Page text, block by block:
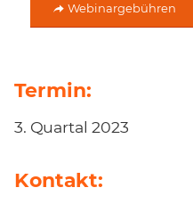
Webinargebühren
Termin:
3. Quartal 2023
Kontakt: